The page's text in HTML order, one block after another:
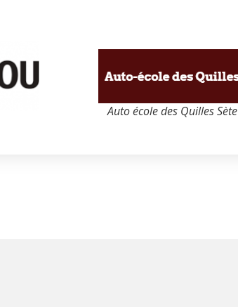
Auto école des Quilles Sète